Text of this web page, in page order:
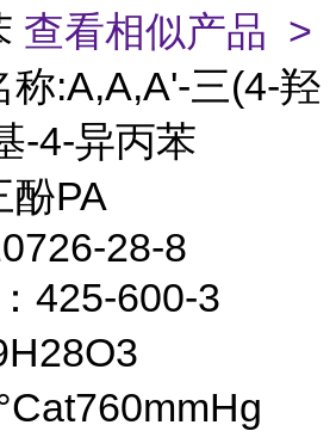
查看相似产品 >
称:Α,Α,Α'-三(4-羟
-4-异丙苯
酚PA
28-8
425-600-3